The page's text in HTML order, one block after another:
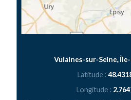
Vulaines-sur-Seine,
Latitude :
Longitude :